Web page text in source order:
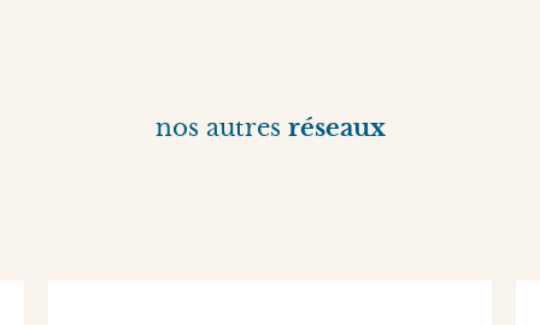
nos autres réseaux